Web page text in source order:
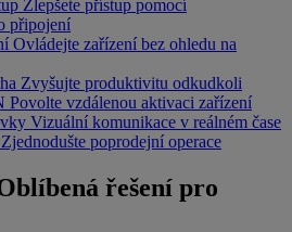
Zlepšete přístup pomocí
připojení
Ovládejte zařízení bez ohledu na
Zvyšujte produktivitu odkudkoli
Povolte vzdálenou aktivaci zařízení
Vizuální komunikace v reálném čase
Zjednodušte poprodejní operace
řešení pro